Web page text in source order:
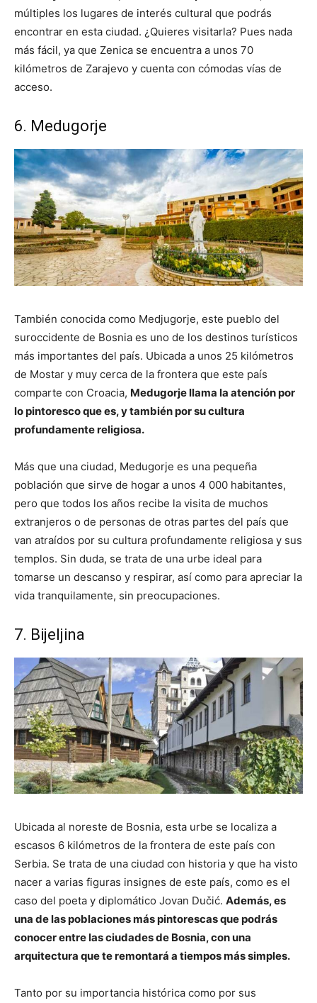
múltiples los lugares de interés cultural que podrás
encontrar en esta ciudad. ¿Quieres visitarla? Pues nada
más fácil, ya que Zenica se encuentra a unos 70
kilómetros de Zarajevo y cuenta con cómodas vías de
acceso.
6. Medugorje
También conocida como Medjugorje, este pueblo del
suroccidente de Bosnia es uno de los destinos turísticos
más importantes del país. Ubicada a unos 25 kilómetros
de Mostar y muy cerca de la frontera que este país
comparte con Croacia, Medugorje llama la atención por
lo pintoresco que es, y también por su cultura
profundamente religiosa.
Más que una ciudad, Medugorje es una pequeña
población que sirve de hogar a unos 4 000 habitantes,
pero que todos los años recibe la visita de muchos
extranjeros o de personas de otras partes del país que
van atraídos por su cultura profundamente religiosa y sus
templos. Sin duda, se trata de una urbe ideal para
tomarse un descanso y respirar, así como para apreciar la
vida tranquilamente, sin preocupaciones.
7. Bijeljina
Ubicada al noreste de Bosnia, esta urbe se localiza a
escasos 6 kilómetros de la frontera de este país con
Serbia. Se trata de una ciudad con historia y que ha visto
nacer a varias figuras insignes de este país, como es el
caso del poeta y diplomático Jovan Dučić. Además, es
una de las poblaciones más pintorescas que podrás
conocer entre las ciudades de Bosnia, con una
arquitectura que te remontará a tiempos más simples.
Tanto por su importancia histórica como por sus